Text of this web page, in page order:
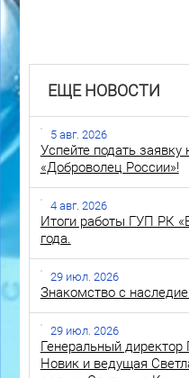
ЕЩЕ НОВОСТИ
5 авг. 2026
Успейте подать заявку
«Доброволец России»!
4 авг. 2026
Итоги работы ГУП РК
года.
29 июл. 2026
Знакомство с
29 июл. 2026
Генеральный
Новик и ведущая